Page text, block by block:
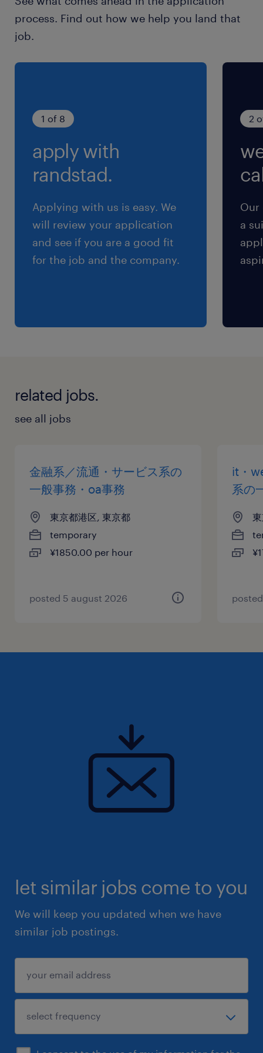
残業
月／20時間程度
交通費
process. Find out how we help you land that
job.
1 of 8
apply with
randstad.
Applying with us is easy. We
will review your application
and see if you are a good fit
for the job and the company.
2
Our
a
related jobs.
see all jobs
金融系／流通・サービス系の
一般事務・oa事務
東京都港区, 東京都
temporary
¥1850.00 per hour
posted 5 august 2026
it・
系の
let similar jobs come to you
We will keep you updated when we have
similar job postings.